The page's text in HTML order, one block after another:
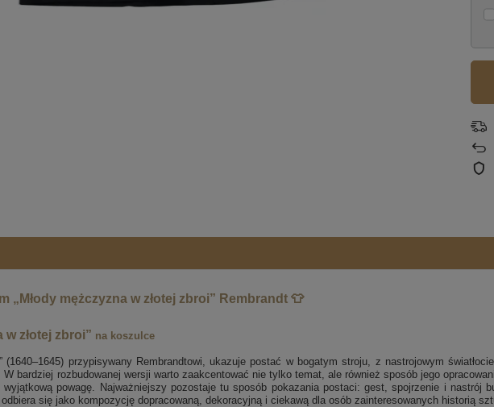
„Młody mężczyzna w złotej zbroi” Rembrandt 👕
w złotej zbroi” na koszulce
(1640–1645) przypisywany Rembrandtowi, ukazuje postać w bogatym stroju, z nastrojowym
W bardziej rozbudowanej wersji warto zaakcentować nie tylko temat, ale również sposób jego
wyjątkową powagę. Najważniejszy pozostaje tu sposób pokazania postaci: gest, spojrzenie i nastrój
odbiera się jako kompozycję dopracowaną, dekoracyjną i ciekawą dla osób zainteresowanych historią